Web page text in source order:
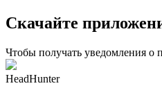
Скачайте
Чтобы получать уведомления о
HeadHunter